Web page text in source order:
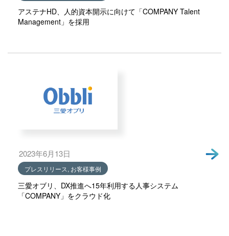
アステナHD、人的資本開示に向けて「COMPANY Talent
Management」を採用
2023年6月13日
プレスリリース, お客様事例
三愛オブリ、DX推進へ15年利用する人事システム
「COMPANY」をクラウド化